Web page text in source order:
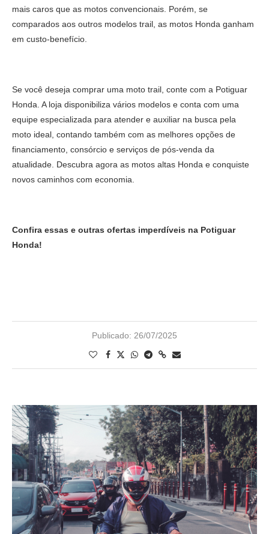
mais caros que as motos convencionais. Porém, se
comparados aos outros modelos trail, as motos Honda ganham
em custo-benefício.
Se você deseja comprar uma moto trail, conte com a Potiguar
Honda. A loja disponibiliza vários modelos e conta com uma
equipe especializada para atender e auxiliar na busca pela
moto ideal, contando também com as melhores opções de
financiamento, consórcio e serviços de pós-venda da
atualidade. Descubra agora as motos altas Honda e conquiste
novos caminhos com economia.
Confira essas e outras ofertas imperdíveis na Potiguar
Honda!
Publicado: 26/07/2025